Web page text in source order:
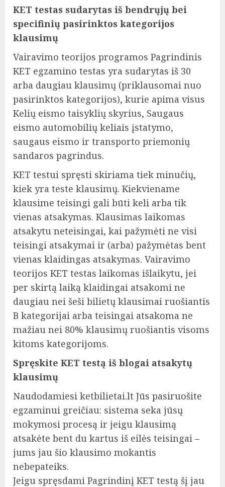
KET testas sudarytas iš bendrųjų bei
specifinių pasirinktos kategorijos
klausimų
Vairavimo teorijos programos Pagrindinis
KET egzamino testas yra sudarytas iš 30
arba daugiau klausimų (priklausomai nuo
pasirinktos kategorijos), kurie apima visus
Kelių eismo taisyklių skyrius, Saugaus
eismo automobilių keliais įstatymo,
saugaus eismo ir transporto priemonių
sandaros pagrindus.
KET testui spręsti skiriama tiek minučių,
kiek yra teste klausimų. Kiekviename
klausime teisingi gali būti keli arba tik
vienas atsakymas. Klausimas laikomas
atsakytu neteisingai, kai pažymėti ne visi
teisingi atsakymai ir (arba) pažymėtas bent
vienas klaidingas atsakymas. Vairavimo
teorijos KET testas laikomas išlaikytu, jei
per skirtą laiką klaidingai atsakomi ne
daugiau nei šeši bilietų klausimai ruošiantis
B kategorijai arba teisingai atsakoma ne
mažiau nei 80% klausimų ruošiantis visoms
kitoms kategorijoms.
Spręskite KET testą iš blogai atsakytų
klausimų
Naudodamiesi ketbilietai.lt Jūs pasiruošite
egzaminui greičiau: sistema seka jūsų
mokymosi procesą ir jeigu klausimą
atsakėte bent du kartus iš eilės teisingai –
jums jau šio klausimo mokantis
nebepateiks.
Jeigu spręsdami Pagrindinį KET testą šį jau